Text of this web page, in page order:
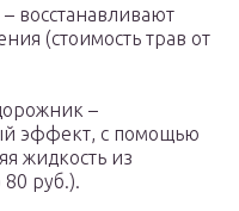
восстанавливают
(стоимость трав от
–
эффект, с помощью
жидкость из
руб.).